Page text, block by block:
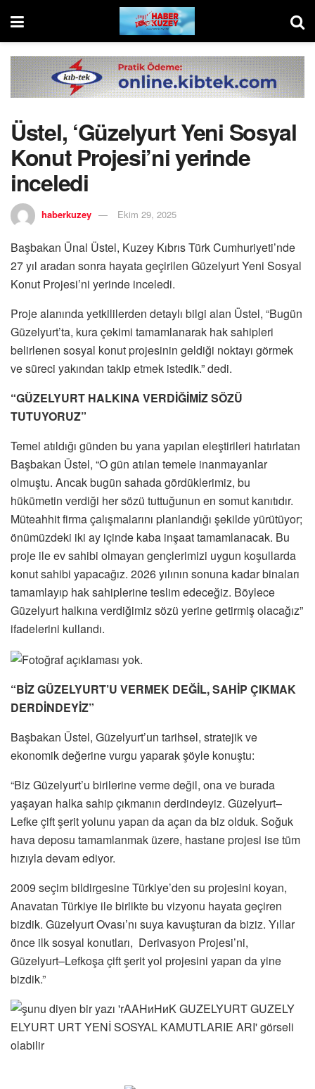
Üstel, ‘Güzelyurt Yeni Sosyal
Konut Projesi’ni yerinde
inceledi
haberkuzey Ekim 29, 2025
Başbakan Ünal Üstel, Kuzey Kıbrıs Türk Cumhuriyeti’nde
27 yıl aradan sonra hayata geçirilen Güzelyurt Yeni Sosyal
Konut Projesi’ni yerinde inceledi.
Proje alanında yetkililerden detaylı bilgi alan Üstel, “Bugün
Güzelyurt’ta, kura çekimi tamamlanarak hak sahipleri
belirlenen sosyal konut projesinin geldiği noktayı görmek
ve süreci yakından takip etmek istedik.” dedi.
“GÜZELYURT HALKINA VERDİĞİMİZ SÖZÜ
TUTUYORUZ”
Temel atıldığı günden bu yana yapılan eleştirileri hatırlatan
Başbakan Üstel, “O gün atılan temele inanmayanlar
olmuştu. Ancak bugün sahada gördüklerimiz, bu
hükümetin verdiği her sözü tuttuğunun en somut kanıtıdır.
Müteahhit firma çalışmalarını planlandığı şekilde yürütüyor;
önümüzdeki iki ay içinde kaba inşaat tamamlanacak. Bu
proje ile ev sahibi olmayan gençlerimizi uygun koşullarda
konut sahibi yapacağız. 2026 yılının sonuna kadar binaları
tamamlayıp hak sahiplerine teslim edeceğiz. Böylece
Güzelyurt halkına verdiğimiz sözü yerine getirmiş olacağız”
ifadelerini kullandı.
“BİZ GÜZELYURT’U VERMEK DEĞİL, SAHİP ÇIKMAK
DERDİNDEYİZ”
Başbakan Üstel, Güzelyurt’un tarihsel, stratejik ve
ekonomik değerine vurgu yaparak şöyle konuştu:
“Biz Güzelyurt’u birilerine verme değil, ona ve burada
yaşayan halka sahip çıkmanın derdindeyiz. Güzelyurt–
Lefke çift şerit yolunu yapan da açan da biz olduk. Soğuk
hava deposu tamamlanmak üzere, hastane projesi ise tüm
hızıyla devam ediyor.
2009 seçim bildirgesine Türkiye’den su projesini koyan,
Anavatan Türkiye ile birlikte bu vizyonu hayata geçiren
bizdik. Güzelyurt Ovası’nı suya kavuşturan da biziz. Yıllar
önce ilk sosyal konutları, Derivasyon Projesi’ni,
Güzelyurt–Lefkoşa çift şerit yol projesini yapan da yine
bizdik.”